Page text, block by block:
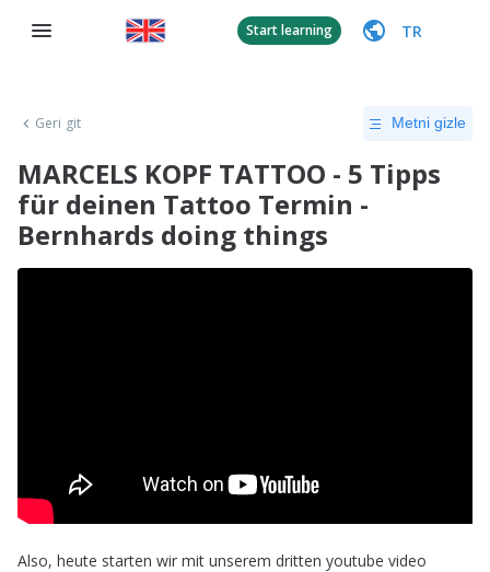
Start learning TR
Geri git Metni gizle
MARCELS KOPF TATTOO - 5 Tipps
für deinen Tattoo Termin -
Bernhards doing things
Also, heute starten wir mit unserem dritten youtube video